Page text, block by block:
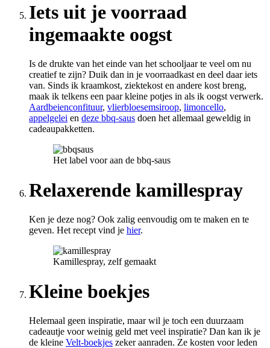
Iets uit je voorraad
ingemaakte oogst
Is de drukte van het einde van het schooljaar te veel om nu
creatief te zijn? Duik dan in je voorraadkast en deel daar iets
van. Sinds ik kraamkost, ziektekost en andere kost breng,
maak ik telkens een paar kleine potjes in als ik oogst verwerk.
Aardbeienconfituur, vlierbloesemsiroop, limoncello,
appelgelei en deze bbq-saus doen het allemaal geweldig in
cadeaupakketten.
Het label voor aan de bbq-saus
Relaxerende kamillespray
Ken je deze nog? Ook zalig eenvoudig om te maken en te
geven. Het recept vind je hier.
Kamillespray, zelf gemaakt
Kleine boekjes
Helemaal geen inspiratie, maar wil je toch een duurzaam
cadeautje voor weinig geld met veel inspiratie? Dan kan ik je
de kleine Velt-boekjes zeker aanraden. Ze kosten voor leden